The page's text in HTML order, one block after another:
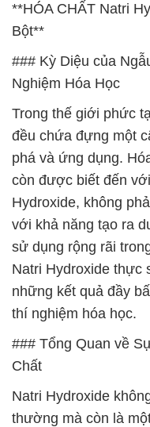
**HÓA CHẤT Natri
Bột**
### Kỳ Diệu của
Nghiệm Hóa Học
Trong thế giới phức
đều chứa đựng một
phá và ứng dụng.
còn được biết đến
Hydroxide, không
với khả năng tạo ra
sử dụng rộng rãi
Natri Hydroxide thực
những kết quả đầy
thí nghiệm hóa học.
### Tổng Quan về
Chất
Natri Hydroxide
thường mà còn là